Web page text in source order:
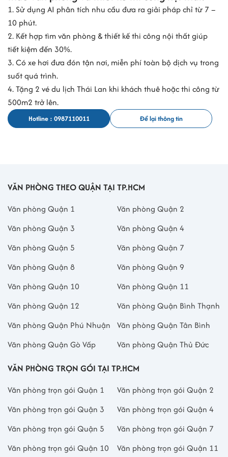
- Địa chỉ mới: 41-43 Trần Cao Vân, Phường Xuân Hòa, Thành phố
Hồ Chí Minh
- Mã số thuế: 0311870983
CÔNG TY TNHH MTV SẢN XUẤT THƯƠNG MẠI VÀ DỊCH VỤ VIÊN
HỢP
- Địa chỉ: Tầng 6 tòa nhà Master Building, số 41-43 Trần Cao Vân,
Phường Võ Thị Sáu, Quận 3
- Địa chỉ mới: 41-43 Trần Cao Vân, Phường Xuân Hòa, Thành phố
Hồ Chí Minh
- Mã số thuế: 0311815608
- Địa chỉ mới: 41-43 Trần Cao Vân, Phường Xuân Hòa, Thành phố
Hồ Chí Minh
- Mã số thuế: 0311679987
CÔNG TY TNHH THƯƠNG MẠI DỊCH VỤ AH CHÌA KHÓA VÀNG
- Địa chỉ: Lầu 6, tòa nhà Master Building, số 41-43 Trần Cao Vân,
Phường Võ Thị Sáu, Quận 3
Hồ Chí Minh
- Mã số thuế: 0311669474
CÔNG TY TNHH TƯ VẤN DOANH NGHIỆP VÀ XÚC TIẾN THƯƠNG
MẠI TRÍ LUẬT
- Địa chỉ: Lầu 6, tòa nhà Master Building, số 41-43 Trần Cao Vân,
- Địa chỉ mới: 41-43 Trần Cao Vân, Phường Xuân Hòa, Thành phố
Hồ Chí Minh
- Mã số thuế: 0311619441
CÔNG TY CỔ PHẦN KIẾN TRÚC QUỐC TẾ MODERN STYLE
- Địa chỉ: Lầu 6, tòa nhà Master Building, số 41-43 Trần Cao Vân,
Phường Võ Thị Sáu, Quận 3
- Địa chỉ mới: 41-43 Trần Cao Vân, Phường Xuân Hòa, Thành phố
- Mã số thuế: 0311379743
1. Sử dụng AI phân tích nhu cầu đưa ra giải pháp chỉ từ 7 –
10 phút.
2. Kết hợp tìm văn phòng & thiết kế thi công nội thất giúp
tiết kiệm đến 30%.
3. Có xe hơi đưa đón tận nơi, miễn phí toàn bộ dịch vụ trong
suốt quá trình.
4. Tặng 2 vé du lịch Thái Lan khi khách thuê hoặc thi công từ
500m2 trở lên.
Hotline : 0987110011 Để lại thông tin
VĂN PHÒNG THEO QUẬN TẠI TP.HCM
Văn phòng Quận 1
Văn phòng Quận 2
Văn phòng Quận 3
Văn phòng Quận 4
Văn phòng Quận 5
Văn phòng Quận 7
Văn phòng Quận 8
Văn phòng Quận 9
Văn phòng Quận 10
Văn phòng Quận 11
Văn phòng Quận 12
Văn phòng Quận Bình Thạnh
Văn phòng Quận Phú Nhuận
Văn phòng Quận Tân Bình
Văn phòng Quận Gò Vấp
Văn phòng Quận Thủ Đức
VĂN PHÒNG TRỌN GÓI TẠI TP.HCM
Văn phòng trọn gói Quận 1
Văn phòng trọn gói Quận 2
Văn phòng trọn gói Quận 3
Văn phòng trọn gói Quận 4
Văn phòng trọn gói Quận 5
Văn phòng trọn gói Quận 7
Văn phòng trọn gói Quận 10
Văn phòng trọn gói Quận 11